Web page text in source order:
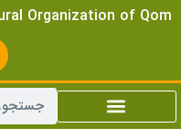
Organization of Qom